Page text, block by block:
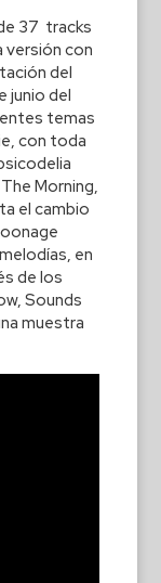
37 tracks
versión con
del
junio del
temas
con toda
Morning,
el cambio
en
de los
Sounds
muestra